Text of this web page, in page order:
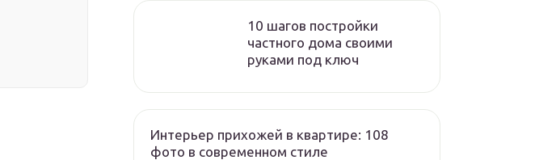
10 шагов постройки
частного дома своими
руками под ключ
Интерьер прихожей в квартире: 108
фото в современном стиле